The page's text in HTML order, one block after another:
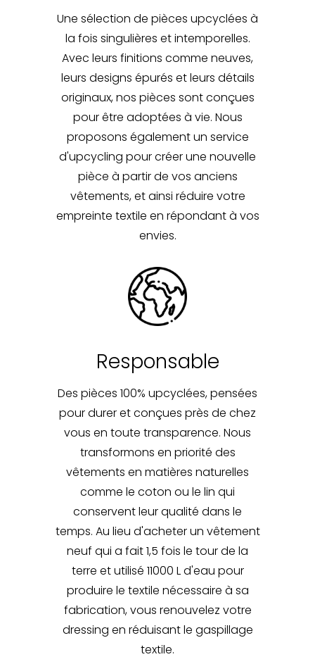
Une sélection de pièces upcyclées à
la fois singulières et intemporelles.
Avec leurs finitions comme neuves,
leurs designs épurés et leurs détails
originaux, nos pièces sont conçues
pour être adoptées à vie. Nous
proposons également un service
d'upcycling pour créer une nouvelle
pièce à partir de vos anciens
vêtements, et ainsi réduire votre
empreinte textile en répondant à vos
envies.
Responsable
Des pièces 100% upcyclées, pensées
pour durer et conçues près de chez
vous en toute transparence. Nous
transformons en priorité des
vêtements en matières naturelles
comme le coton ou le lin qui
conservent leur qualité dans le
temps. Au lieu d'acheter un vêtement
neuf qui a fait 1,5 fois le tour de la
terre et utilisé 11000 L d'eau pour
produire le textile nécessaire à sa
fabrication, vous renouvelez votre
dressing en réduisant le gaspillage
textile.